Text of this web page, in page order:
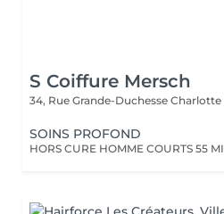
S Coiffure Mersch
34, Rue Grande-Duchesse Charlotte
SOINS PROFOND